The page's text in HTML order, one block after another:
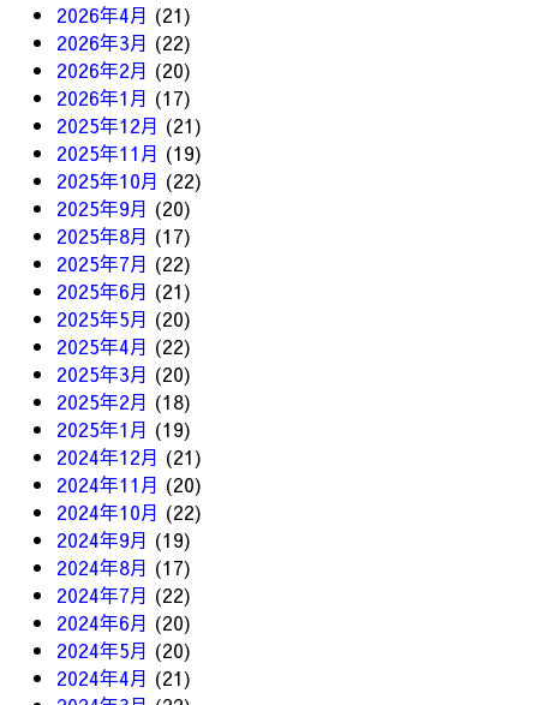
2026年4月 (21)
2026年3月 (22)
2026年2月 (20)
2026年1月 (17)
2025年12月 (21)
2025年11月 (19)
2025年10月 (22)
2025年9月 (20)
2025年8月 (17)
2025年7月 (22)
2025年6月 (21)
2025年5月 (20)
2025年4月 (22)
2025年3月 (20)
2025年2月 (18)
2025年1月 (19)
2024年12月 (21)
2024年11月 (20)
2024年10月 (22)
2024年9月 (19)
2024年8月 (17)
2024年7月 (22)
2024年6月 (20)
2024年5月 (20)
2024年4月 (21)